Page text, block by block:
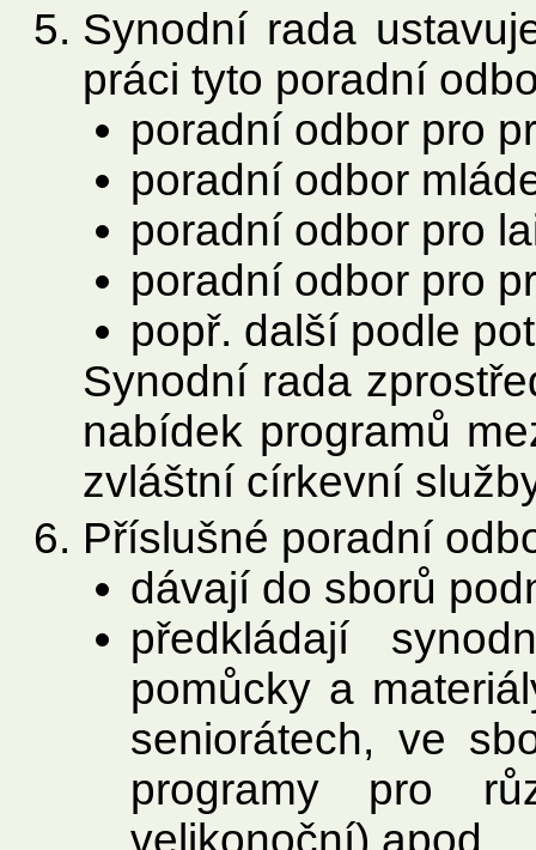
Synodní rada
práci tyto poradní
poradní odbor pro
poradní odbor
poradní odbor pro
poradní odbor pro
popř. další podle
Synodní rada
nabídek programů
zvláštní církevní
Příslušné poradní
dávají do sborů
předkládají
pomůcky a
seniorátech, ve
programy pro